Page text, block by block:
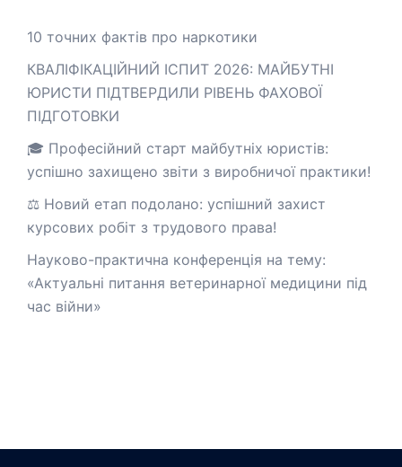
10 точних фактів про наркотики
КВАЛІФІКАЦІЙНИЙ ІСПИТ 2026: МАЙБУТНІ
ЮРИСТИ ПІДТВЕРДИЛИ РІВЕНЬ ФАХОВОЇ
ПІДГОТОВКИ
🎓 Професійний старт майбутніх юристів:
успішно захищено звіти з виробничої практики!
⚖️ Новий етап подолано: успішний захист
курсових робіт з трудового права!
Науково-практична конференція на тему:
«Актуальні питання ветеринарної медицини під
час війни»